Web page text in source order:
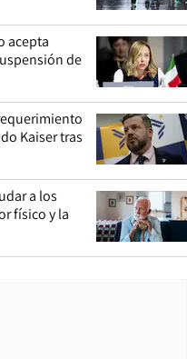
acepta
de
Kaiser tras
a los
físico y la